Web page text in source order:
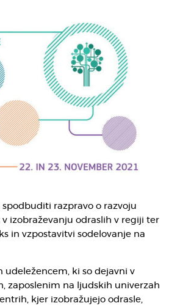
razpravo o razvoju
izobraževanju odraslih v regiji ter
in vzpostavitvi sodelovanje na
udeležencem, ki so dejavni v
zaposlenim na ljudskih univerzah
kjer izobražujejo odrasle,